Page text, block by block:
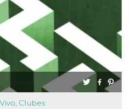
Clubes